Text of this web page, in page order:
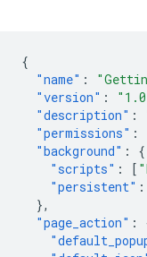
{
"name" :
"version" :
"description" :
"permissions" :
"background" :
{
"scripts" : [
"persistent" :
},
"page_action" :